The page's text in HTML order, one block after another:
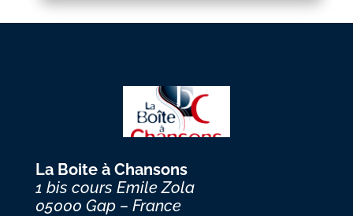
La Boite à Chansons
1 bis cours Emile Zola
05000 Gap – France